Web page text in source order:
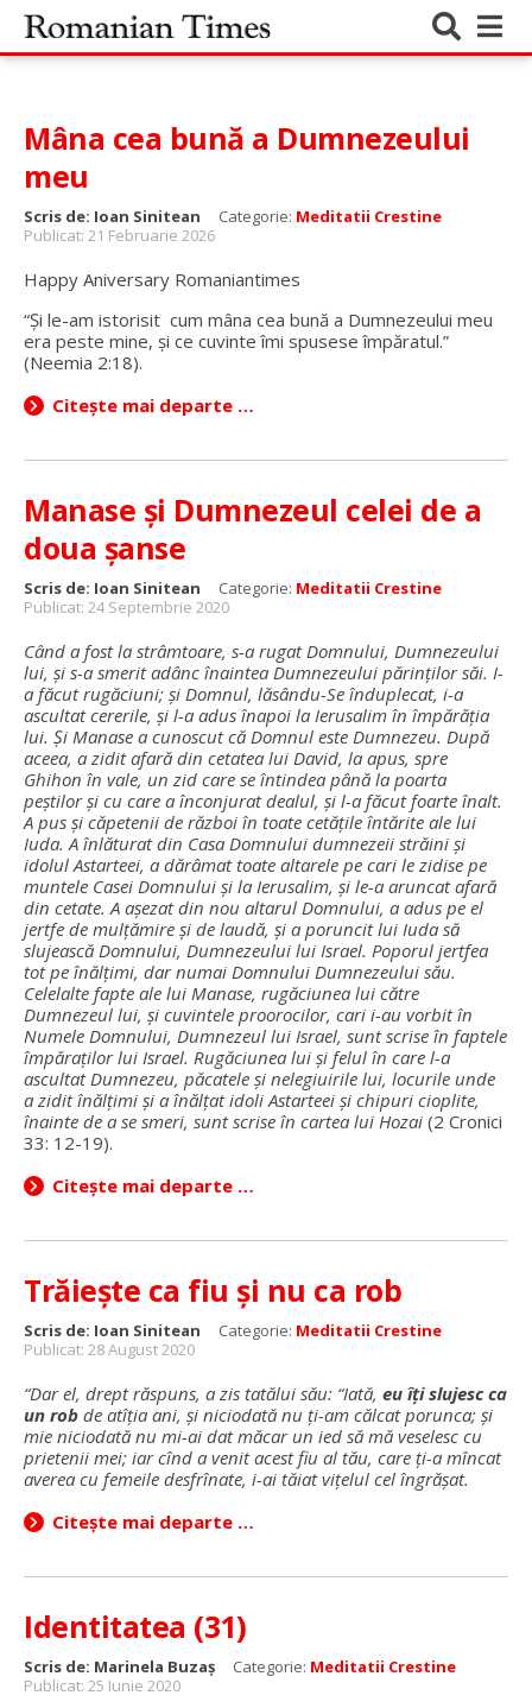
Mâna cea bună a Dumnezeului
meu
Scris de: Ioan Sinitean Categorie: Meditatii Crestine
Publicat: 21 Februarie 2026
Happy Aniversary Romaniantimes
“Și le-am istorisit cum mâna cea bună a Dumnezeului meu
era peste mine, și ce cuvinte îmi spusese împăratul.”
(Neemia 2:18).
Citește mai departe …
Manase și Dumnezeul celei de a
doua șanse
Scris de: Ioan Sinitean Categorie: Meditatii Crestine
Publicat: 24 Septembrie 2020
Când a fost la strâmtoare, s-a rugat Domnului, Dumnezeului
lui, şi s-a smerit adânc înaintea Dumnezeului părinţilor săi. I-
a făcut rugăciuni; şi Domnul, lăsându-Se înduplecat, i-a
ascultat cererile, şi l-a adus înapoi la Ierusalim în împărăţia
lui. Şi Manase a cunoscut că Domnul este Dumnezeu. După
aceea, a zidit afară din cetatea lui David, la apus, spre
Ghihon în vale, un zid care se întindea până la poarta
peştilor şi cu care a înconjurat dealul, şi l-a făcut foarte înalt.
A pus şi căpetenii de război în toate cetăţile întărite ale lui
Iuda. A înlăturat din Casa Domnului dumnezeii străini şi
idolul Astarteei, a dărâmat toate altarele pe cari le zidise pe
muntele Casei Domnului şi la Ierusalim, şi le-a aruncat afară
din cetate. A aşezat din nou altarul Domnului, a adus pe el
jertfe de mulţămire şi de laudă, şi a poruncit lui Iuda să
slujească Domnului, Dumnezeului lui Israel. Poporul jertfea
tot pe înălţimi, dar numai Domnului Dumnezeului său.
Celelalte fapte ale lui Manase, rugăciunea lui către
Dumnezeul lui, şi cuvintele proorocilor, cari i-au vorbit în
Numele Domnului, Dumnezeul lui Israel, sunt scrise în faptele
împăraţilor lui Israel. Rugăciunea lui şi felul în care l-a
ascultat Dumnezeu, păcatele şi nelegiuirile lui, locurile unde
a zidit înălţimi şi a înălţat idoli Astarteei şi chipuri cioplite,
înainte de a se smeri, sunt scrise în cartea lui Hozai (2 Cronici
33: 12-19).
Citește mai departe …
Trăiește ca fiu și nu ca rob
Scris de: Ioan Sinitean Categorie: Meditatii Crestine
Publicat: 28 August 2020
“Dar el, drept răspuns, a zis tatălui său: “Iată, eu îţi slujesc ca
un rob de atîţia ani, şi niciodată nu ţi-am călcat porunca; şi
mie niciodată nu mi-ai dat măcar un ied să mă veselesc cu
prietenii mei; iar cînd a venit acest fiu al tău, care ţi-a mîncat
averea cu femeile desfrînate, i-ai tăiat viţelul cel îngrăşat.
Citește mai departe …
Identitatea (31)
Scris de: Marinela Buzaș Categorie: Meditatii Crestine
Publicat: 25 Iunie 2020